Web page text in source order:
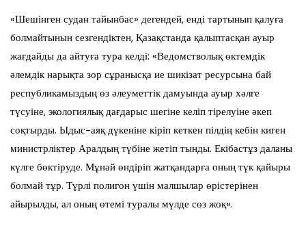
«Шешінген судан тайынбас» дегендей, енді тартынып қалуға
болмайтынын сезгендіктен, Қазақстанда қалыптасқан ауыр
жағдайды да айтуға тура келді: «Ведомстволық өктемдік
әлемдік нарықта зор сұранысқа ие шикізат ресурсына бай
республикамыздың өз әлеуметтік дамуында ауыр хәлге
түсуіне, экологиялық дағдарыс шегіне келіп тірелуіне әкеп
соқтырды. Ыдыс-аяқ дүкеніне кіріп кеткен пілдің кебін киген
министрліктер Аралдың түбіне жетіп тынды. Екібастұз даланы
күлге бөктіруде. Мұнай өндіріп жатқандарға оның түк қайыры
болмай тұр. Түрлі полигон үшін малшылар өрістерінен
айырылды, ал оның өтемі туралы мүлде сөз жоқ».